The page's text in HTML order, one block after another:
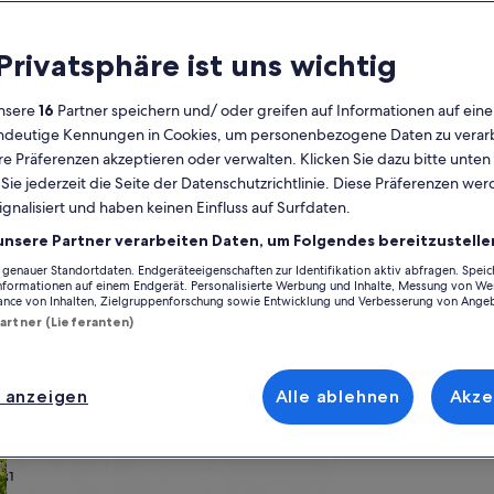
Derzeit
die
Monate
August
2026
und
September
angezeigt.
MoMontag
DiDienstag
MiMittwoch
DoDonnerstag
Fr Freitag
SaSamstag
SoSonntag
3 4 5 6 7 8 9
10 11 12
23
30
31
MoMontag
Di
7 8 9
21 22
28 29
nahe Freiheitsmuseum, die die ideale Ausgangsbasis für
die Annehmlichkeiten, die du dir für deinen Aufenthalt wünschst.
oder barrierearmen Optionen suchst, wirst du bei uns bestimmt
deinem Geschmack
oder Apartments
ist uns wichtig
16 Partner speichern und/ oder greifen auf Informationen auf
Kennungen in Cookies, um personenbezogene Daten zu
Präferenzen akzeptieren oder verwalten. Klicken Sie dazu bitte
jederzeit die Seite der Datenschutzrichtlinie. Diese Präferenzen
und haben keinen Einfluss auf Surfdaten.
Partner verarbeiten Daten, um Folgendes
Standortdaten. Endgeräteeigenschaften zur Identifikation aktiv abfragen.
auf einem Endgerät. Personalisierte Werbung und Inhalte, Messung von
von Inhalten, Zielgruppenforschung sowie Entwicklung und Verbesserung von
(Lieferanten)
Alle ablehnen